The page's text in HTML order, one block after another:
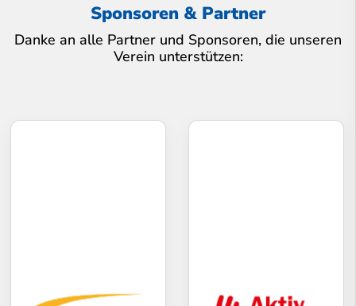
Sponsoren & Partner
Danke an alle Partner und Sponsoren, die unseren
Verein unterstützen: